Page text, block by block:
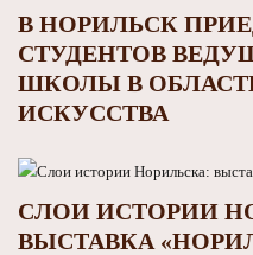
В НОРИЛЬСК
СТУДЕНТОВ
ШКОЛЫ В
ИСКУССТВА
СЛОИ ИСТОРИИ
ВЫСТАВКА